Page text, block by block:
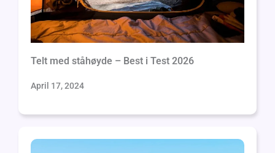
Telt med ståhøyde – Best i Test 2026
April 17, 2024